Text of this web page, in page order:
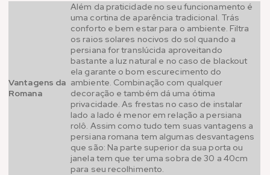
Vantagens da
Romana
Além da praticidade no seu funcionamento é
uma cortina de aparência tradicional. Trás
conforto e bem estar para o ambiente. Filtra
os raios solares nocivos do sol quando a
persiana for translúcida aproveitando
bastante a luz natural e no caso de blackout
ela garante o bom escurecimento do
ambiente. Combinação com qualquer
decoração e também dá uma ótima
privacidade. As frestas no caso de instalar
lado a lado é menor em relação a persiana
rolô. Assim como tudo tem suas vantagens a
persiana romana tem algumas desvantagens
que são: Na parte superior da sua porta ou
janela tem que ter uma sobra de 30 a 40cm
para seu recolhimento.